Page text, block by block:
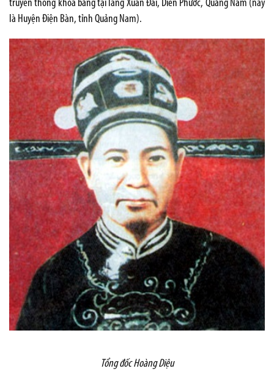
truyền thống khoa bảng tại làng Xuân Đài, Diên Phước, Quảng Nam (nay
là Huyện Điện Bàn, tỉnh Quảng Nam).
Tổng đốc Hoàng Diệu